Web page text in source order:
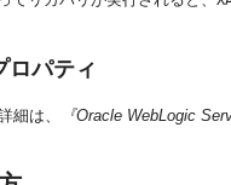
パティ
細は、
『Oracle WebLogic